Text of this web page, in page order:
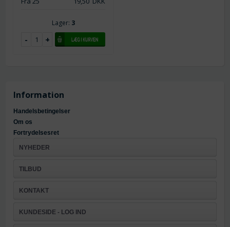
Lager: 3
Information
Handelsbetingelser
Om os
Fortrydelsesret
NYHEDER
TILBUD
KONTAKT
KUNDESIDE - LOG IND